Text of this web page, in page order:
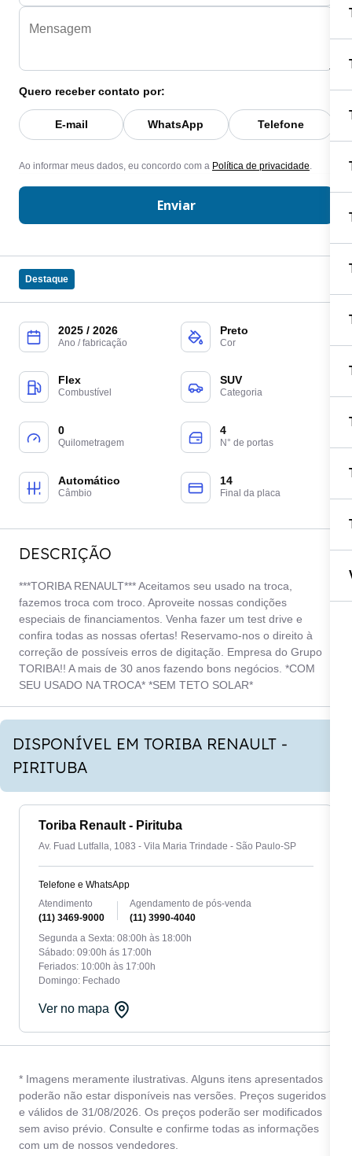
Destaque
2025 / 2026
Ano / fabricação
Preto
Cor
Flex
Combustível
SUV
Categoria
0
Quilometragem
4
N° de portas
Automático
Câmbio
14
Final da placa
DESCRIÇÃO
***TORIBA RENAULT*** Aceitamos seu usado na troca,
fazemos troca com troco. Aproveite nossas condições
especiais de financiamentos. Venha fazer um test drive e
confira todas as nossas ofertas! Reservamo-nos o direito à
correção de possíveis erros de digitação. Empresa do Grupo
TORIBA!! A mais de 30 anos fazendo bons negócios. *COM
SEU USADO NA TROCA* *SEM TETO SOLAR*
DISPONÍVEL EM TORIBA RENAULT -
PIRITUBA
Toriba Renault - Pirituba
Av. Fuad Lutfalla, 1083 - Vila Maria Trindade - São Paulo-SP
Telefone e WhatsApp
Atendimento
(11) 3469-9000
Agendamento de pós-venda
(11) 3990-4040
Segunda a Sexta: 08:00h às 18:00h
Sábado: 09:00h ás 17:00h
Feriados: 10:00h às 17:00h
Domingo: Fechado
Ver no mapa
* Imagens meramente ilustrativas. Alguns itens apresentados
poderão não estar disponíveis nas versões. Preços sugeridos
e válidos de 31/08/2026. Os preços poderão ser modificados
sem aviso prévio. Consulte e confirme todas as informações
com um de nossos vendedores.
Quero receber contato por:
E-mail WhatsApp Telefone
Ao informar meus dados, eu concordo com a Política de privacidade
Enviar